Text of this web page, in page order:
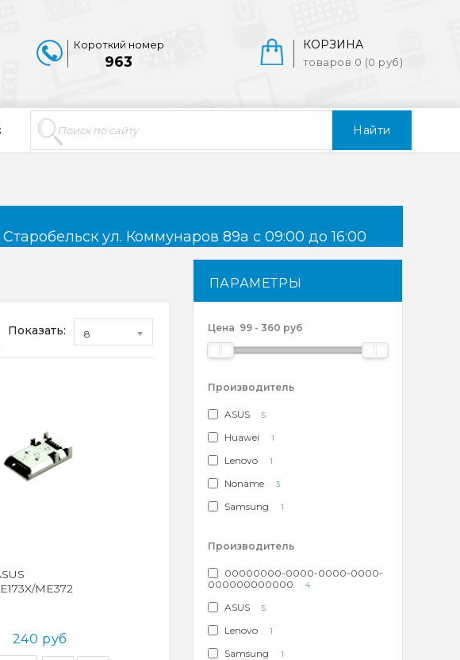
Найти
КОРЗИНА
товаров 0 (0 руб)
Короткий номер
963
ул. Коммунаров 89а с 09:00 до 16:00
Показать: 8
ME372
240 руб
ПАРАМЕТРЫ
Цена 99- 360 руб
Производитель
ASUS 5
Huawei 1
Lenovo 1
Noname 3
Samsung 1
Производитель
00000000-0000-0000-0000-
000000000000
4
ASUS 5
Lenovo 1
Samsung 1